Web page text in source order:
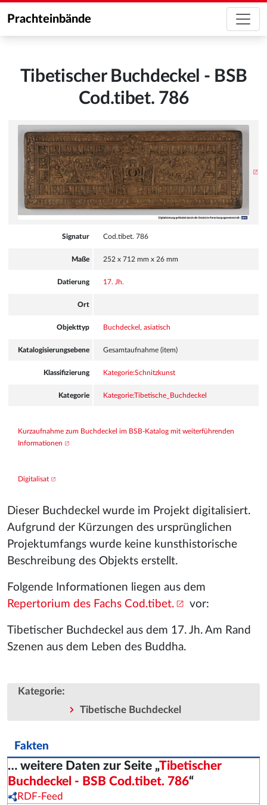
Prachteinbände
Tibetischer Buchdeckel - BSB
Cod.tibet. 786
Signatur Cod.tibet. 786
Maße 252 x 712 mm x 26 mm
Datierung 17. Jh.
Ort
Objekttyp Buchdeckel, asiatisch
Katalogisierungsebene Gesamtaufnahme (item)
Klassifizierung Kategorie:Schnitzkunst
Kategorie Kategorie:Tibetische_Buchdeckel
Kurzaufnahme zum Buchdeckel im BSB-Katalog mit weiterführenden
Informationen
Digitalisat
Dieser Buchdeckel wurde im Projekt digitalisiert.
Aufgrund der Kürzungen des ursprünglichen
Projektumfangs wurde keine kunsthistorische
Beschreibung des Objekts erstellt.
Folgende Informationen liegen aus dem
Repertorium des Fachs Cod.tibet.
vor:
Tibetischer Buchdeckel aus dem 17. Jh. Am Rand
Szenen aus dem Leben des Buddha.
Kategorie:
Tibetische Buchdeckel
Fakten
… weitere Daten zur Seite „Tibetischer
Buchdeckel - BSB Cod.tibet. 786“
RDF-Feed